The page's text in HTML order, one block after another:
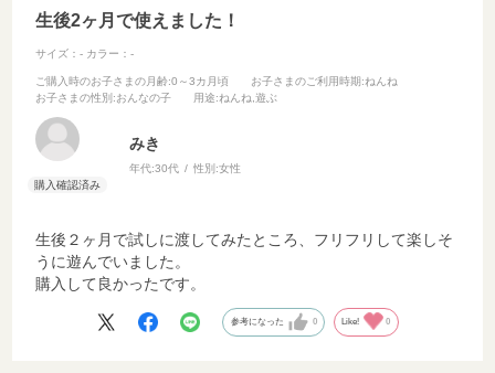
生後2ヶ月で使えました！
サイズ：- カラー：-
ご購入時のお子さまの月齢:0～3カ月頃 お子さまのご利用時期:ねんね
お子さまの性別 :おんなの子 用途:ねんね,遊ぶ
みき
年代:30代 性別:女性
生後２ヶ月で試しに渡してみたところ、フリフリして楽しそ
うに遊んでいました。
購入して良かったです。
参考になった 0 Like! 0